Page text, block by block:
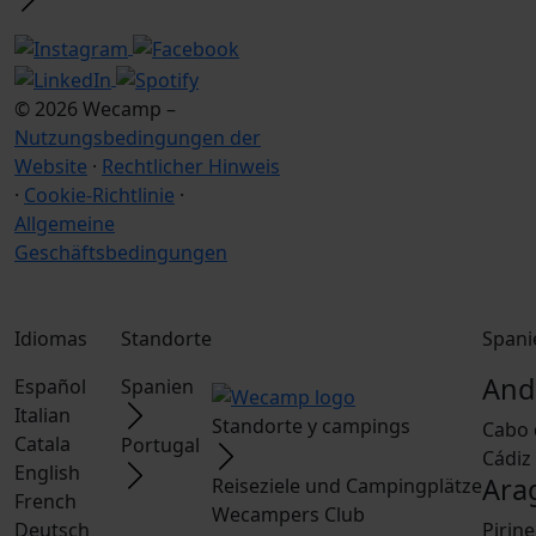
© 2026 Wecamp –
Nutzungsbedingungen der
Website · Rechtlicher Hinweis
· Cookie-Richtlinie ·
Allgemeine
Geschäftsbedingungen
Idiomas
Español
Italian
Catala
English
French
Deutsch
Standorte
Spanien
Portugal
Standorte y campings
Reiseziele und Campingplätze
Wecampers Club
Cabo
Cádiz